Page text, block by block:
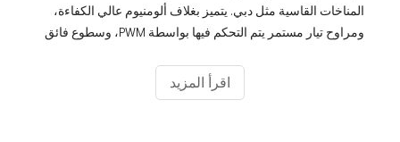
المناخات القاسية مثل دبي. يتميز بغلاف ألومنيوم عالي الكفاءة،
ومراوح تيار مستمر يتم التحكم فيها بواسطة PWM، وسطوع فائق
مئوية. إنه حل 'التوصيل والتشغيل' الحقيقي مع نظام إدارة المحتوى
اقرأ المزيد